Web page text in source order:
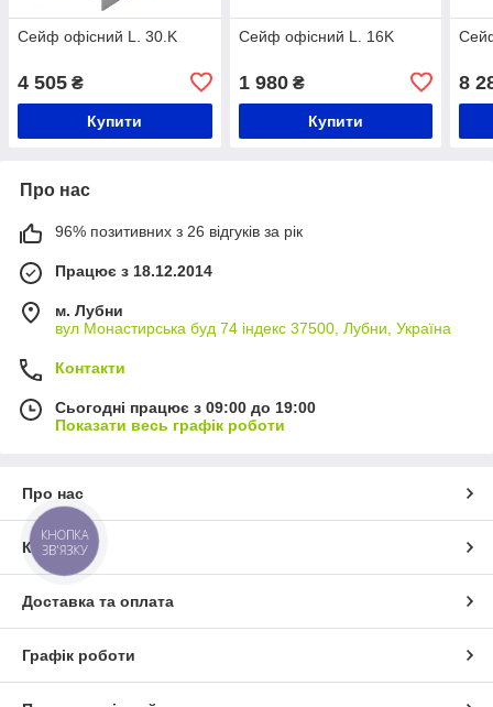
Сейф офісний L. 30.K
4 505 ₴
Купити
Сейф офісний L. 16K
1 980₴
Купити
8
Про нас
96% позитивних з 26 відгуків за рік
Працює з 18.12.2014
м. Лубни
вул Монастирська буд 74 індекс 37500, Лубни, Україна
Контакти
Сьогодні працює з 09:00 до 19:00
Показати весь графік роботи
Про нас
Контакти
Доставка та оплата
Графік роботи
КНОПКА
ЗВ'ЯЗКУ